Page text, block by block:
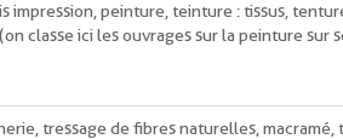
impression, peinture, teinture : tissus,
classe ici les ouvrages sur la peinture sur
tressage de fibres naturelles, macramé,